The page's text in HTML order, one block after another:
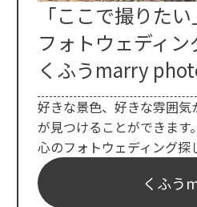
「ここで撮りた
フォトウェディ
くふうmarry
好きな景色、好きな雰囲
が見つけることができま
心のフォトウェディング探
くふう